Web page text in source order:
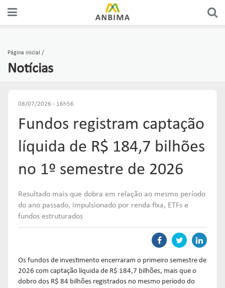
GOVERNANÇA
ASSOCIADOS
COMUNICADOS OFICIAIS
PUBLICAÇÕES
INSTITUCIONAL
Links mais acessados:
DIRETORIA
associados
FERRAMENTAS
ESTATÍSTICAS
RANKINGS
RELATÓRIOS
REGULAÇÃO
Links mais acessados:
GRUPOS CONSULTIVOS
REDES
FÓRUNS DE APOIO
GUIAS DE BOAS PRÁTICAS
REPRESENTAR
Links mais acessados:
GESTÃO DE FUNDOS
ESTRUTURADOS
CÓDIGOS
SUPERVISÃO
SOLICITAÇÕES & SERVIÇOS
ORGANISMOS DE SUPERVISÃO
AUTORREGULAR
Links mais acessados:
INSTITUIÇÕES
AUTORREGULADAS
CURSOS
EDUCAÇÃO DO INVESTIDOR
EDUCAR
Links mais acessados:
ANBIMA EDU
transição
entenda o compromisso
EDUCAR
Página inicial
Notícias
08/07/2026 - 16h56
Fundos registram captação
líquida de R$ 184,7 bilhões
no 1º semestre de 2026
Resultado mais que dobra em relação ao mesmo período
do ano passado, impulsionado por renda fixa, ETFs e
fundos estruturados
Os fundos de investimento encerraram o primeiro semestre de
2026 com captação líquida de R$ 184,7 bilhões, mais que o
dobro dos R$ 84 bilhões registrados no mesmo período do